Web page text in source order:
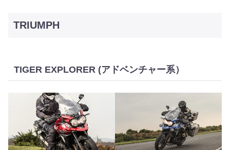
TRIUMPH
TIGER EXPLORER (アドベンチャー系）